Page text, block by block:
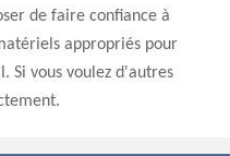
de faire confiance à
appropriés pour
Si vous voulez d'autres